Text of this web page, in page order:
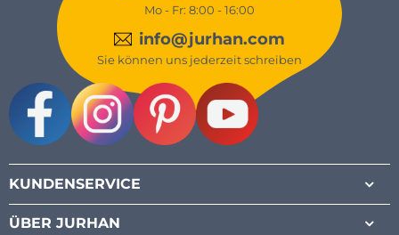
Mo - Fr: 8:00 - 16:00
info@jurhan.com
Sie können uns jederzeit schreiben
KUNDENSERVICE
ÜBER JURHAN